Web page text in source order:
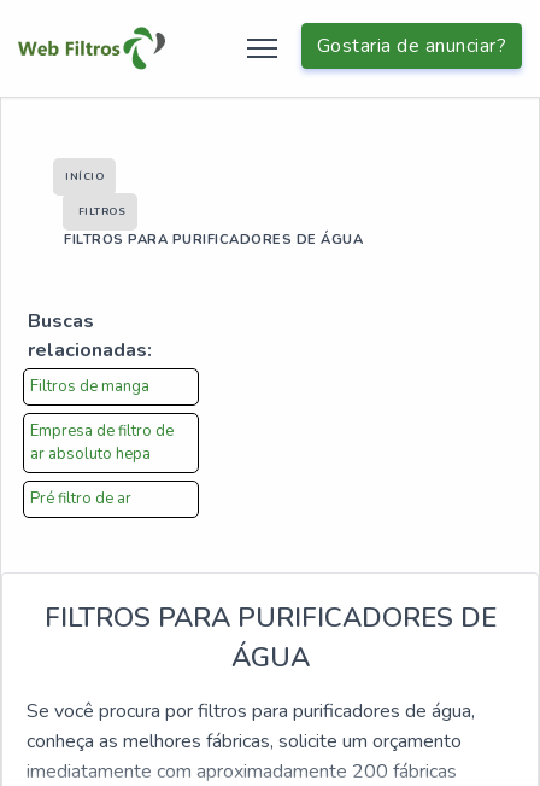
Gostaria de anunciar?
INÍCIO
FILTROS
FILTROS PARA PURIFICADORES DE ÁGUA
Buscas
relacionadas:
Filtros de manga
Empresa de filtro de
ar absoluto hepa
Pré filtro de ar
FILTROS PARA PURIFICADORES DE
ÁGUA
Se você procura por filtros para purificadores de água,
conheça as melhores fábricas, solicite um orçamento
imediatamente com aproximadamente 200 fábricas